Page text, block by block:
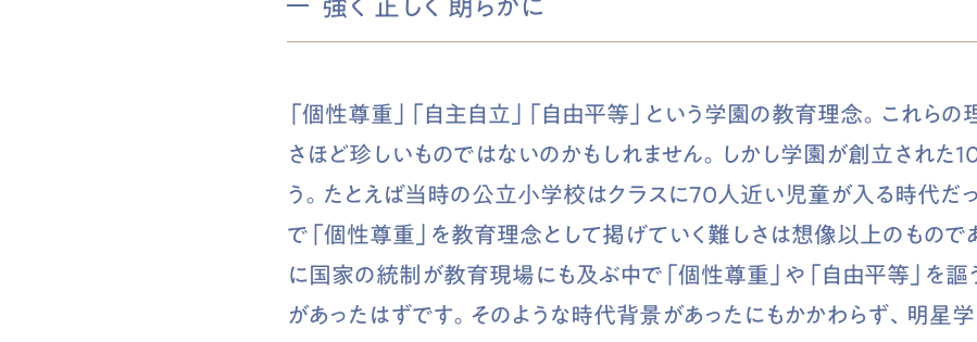
強く 正しく 朗らかに
「個性尊重」「自主自立」「自由平等」という学園の教育理念。これらの
さほど珍しいものではないのかもしれません。しかし学園が創立された
う。たとえば当時の公立小学校はクラスに70人近い児童が入る時代だっ
で「個性尊重」を教育理念として掲げていく難しさは想像以上のもので
に国家の統制が教育現場にも及ぶ中で「個性尊重」や「自由平等」を謳
があったはずです。そのような時代背景があったにもかかわらず、明星